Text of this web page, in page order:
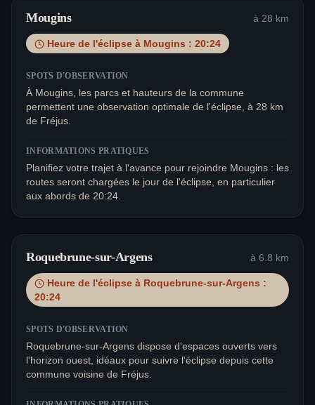
Mougins à 28 km
Heure de l'éclipse à Mougins : 20:24
SPOTS D'OBSERVATION
À Mougins, les parcs et hauteurs de la commune
permettent une observation optimale de l'éclipse, à 28 km
de Fréjus.
INFORMATIONS PRATIQUES
Planifiez votre trajet à l'avance pour rejoindre Mougins : les
routes seront chargées le jour de l'éclipse, en particulier
aux abords de 20:24.
Roquebrune-sur-Argens à 6.8 km
Heure de l'éclipse à Roquebrune-sur-Argens :
20:24
SPOTS D'OBSERVATION
Roquebrune-sur-Argens dispose d'espaces ouverts vers
l'horizon ouest, idéaux pour suivre l'éclipse depuis cette
commune voisine de Fréjus.